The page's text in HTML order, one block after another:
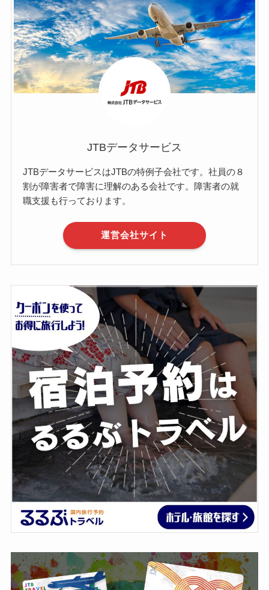
JTBデータサービス
JTBデータサービスはJTBの特例子会社です。社員の８
割が障害者で障害に理解のある会社です。障害者の就
職支援も行っております。
運営会社サイト